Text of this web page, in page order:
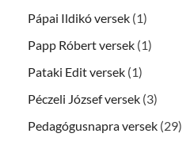
Pápai Ildikó versek (1)
Papp Róbert versek (1)
Pataki Edit versek (1)
Péczeli József versek (3)
Pedagógusnapra versek (29)